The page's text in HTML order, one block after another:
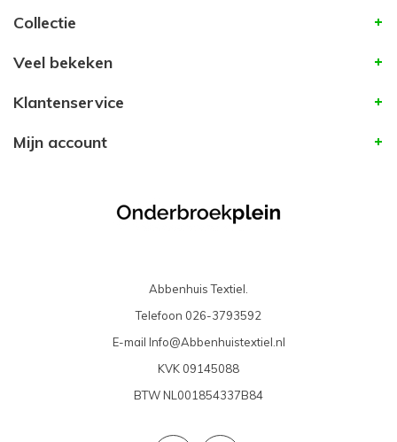
Collectie
Veel bekeken
Klantenservice
Mijn account
Abbenhuis Textiel.
Telefoon 026-3793592
E-mail Info@Abbenhuistextiel.nl
KVK 09145088
BTWNL001854337B84